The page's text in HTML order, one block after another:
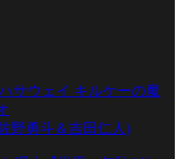
サウェイ キルケーの魔
野勇斗＆吉田仁人)